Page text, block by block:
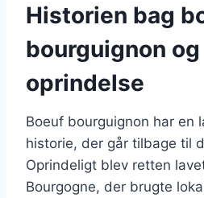
Historien bag
bourguignon
oprindelse
Boeuf bourguignon har en
historie, der går tilbage til
Oprindeligt blev retten
Bourgogne, der brugte